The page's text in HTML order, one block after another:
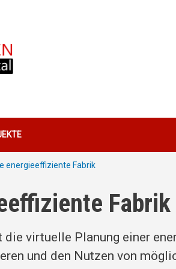
energieeffiziente Fabrik
Fabrik
virtuelle Planung einer
und den Nutzen von